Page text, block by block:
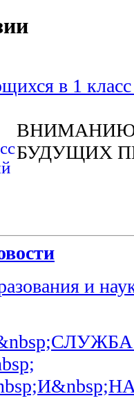
в 1
ВНИМАНИЮ
БУДУЩИХ